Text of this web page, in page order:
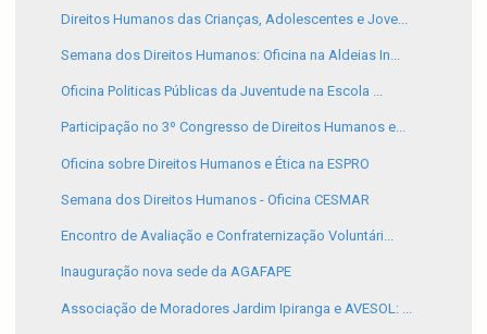
Direitos Humanos das Crianças, Adolescentes e Jove...
Semana dos Direitos Humanos: Oficina na Aldeias In...
Oficina Politicas Públicas da Juventude na Escola ...
Participação no 3º Congresso de Direitos Humanos e...
Oficina sobre Direitos Humanos e Ética na ESPRO
Semana dos Direitos Humanos - Oficina CESMAR
Encontro de Avaliação e Confraternização Voluntári...
Inauguração nova sede da AGAFAPE
Associação de Moradores Jardim Ipiranga e AVESOL: ...